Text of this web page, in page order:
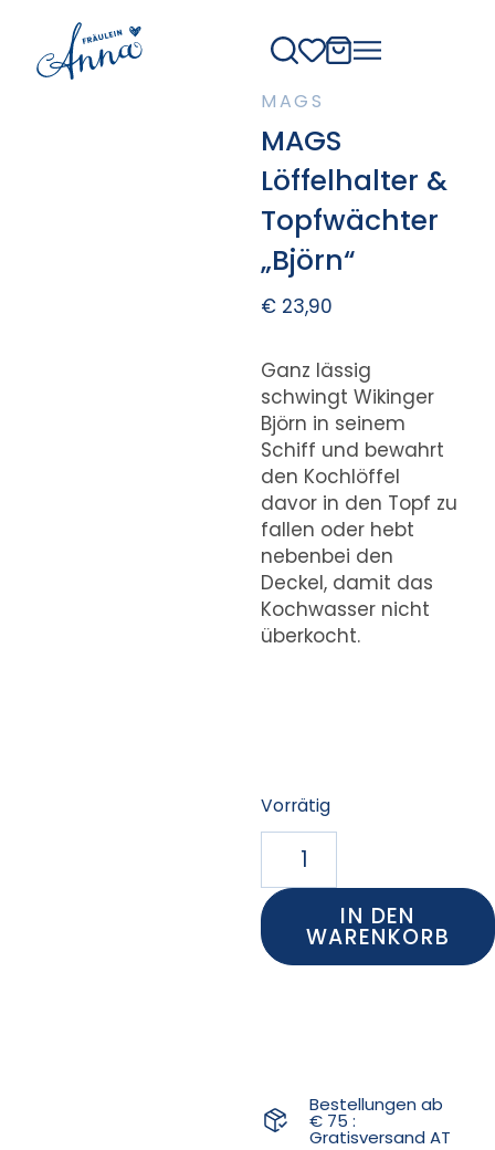
MAGS
MAGS
Löffelhalter &
Topfwächter
„Björn“
€23,90
Ganz lässig
schwingt Wikinger
Björn in seinem
Schiff und bewahrt
den Kochlöffel
davor in den Topf zu
fallen oder hebt
nebenbei den
Deckel, damit das
Kochwasser nicht
überkocht.
Vorrätig
IN DEN
WARENKORB
Bestellungen ab
€ 75 :
Gratisversand AT